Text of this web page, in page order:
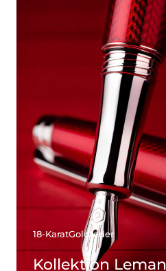
18-KaratGoldfeder
Kollektion Leman